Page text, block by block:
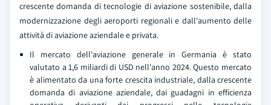
crescente domanda di tecnologie di aviazione sostenibile, dalla
modernizzazione degli aeroporti regionali e dall'aumento delle
attività di aviazione aziendale e privata.
Il mercato dell'aviazione generale in Germania è stato
valutato a 1,6 miliardi di USD nell'anno 2024. Questo mercato
è alimentato da una forte crescita industriale, dalla crescente
domanda di aviazione aziendale, dai guadagni in efficienza